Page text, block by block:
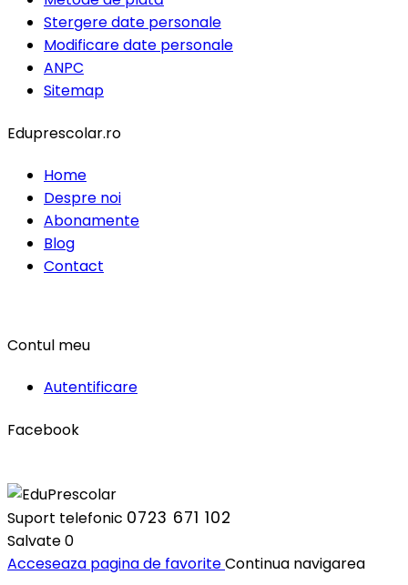
Stergere date personale
Modificare date personale
ANPC
Sitemap
Eduprescolar.ro
Home
Despre noi
Abonamente
Blog
Contact
Contul meu
Autentificare
Facebook
Suport telefonic 0723 671 102
Salvate0
Acceseaza pagina de favoriteContinua navigarea